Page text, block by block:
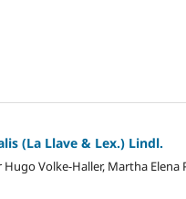
(La Llave & Lex.) Lindl.
Volke-Haller, Martha Elena